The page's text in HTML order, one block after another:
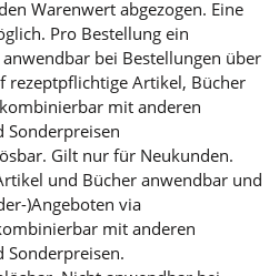
Warenwert abgezogen. Eine
Pro Bestellung ein
bei Bestellungen über
rezeptpflichtige Artikel, Bücher
mit anderen
Sonderpreisen
Gilt nur für Neukunden.
und Bücher anwendbar und
)Angeboten via
mit anderen
Sonderpreisen.